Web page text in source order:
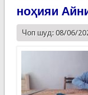
ноҳияи
Чоп шуд: 08/06/